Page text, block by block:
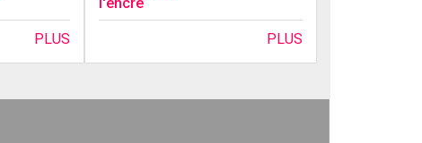
PLUS PLUS